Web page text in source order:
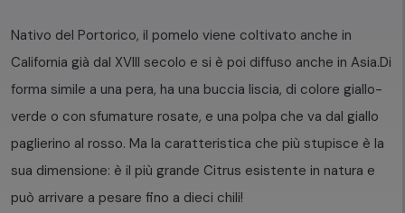
Nativo del Portorico, il pomelo viene coltivato anche in
California già dal XVIII secolo e si è poi diffuso anche in Asia.Di
forma simile a una pera, ha una buccia liscia, di colore giallo-
verde o con sfumature rosate, e una polpa che va dal giallo
paglierino al rosso. Ma la caratteristica che più stupisce è la
sua dimensione: è il più grande Citrus esistente in natura e
può arrivare a pesare fino a dieci chili!